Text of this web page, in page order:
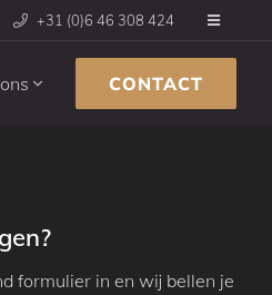
+31 (0)6 46 308 424
CONTACT
formulier in en wij bellen je